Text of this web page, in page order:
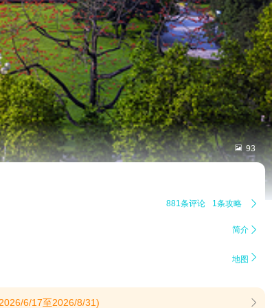
 93
881条评论 1条攻略 
简介 
地图 
6/17至2026/8/31) 